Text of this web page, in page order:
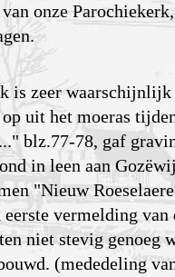
onze
is zeer
uit het moeras
blz.77-78, gaf
in leen aan
"Nieuw
vermelding
niet stevig genoeg
(mededeling